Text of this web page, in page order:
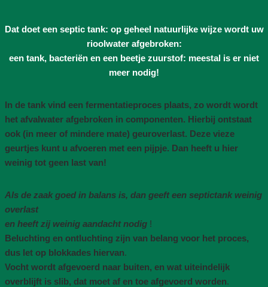
Dat doet een septic tank: op geheel natuurlijke wijze wordt uw
rioolwater afgebroken:
een tank, bacteriën en een beetje zuurstof: meestal is er niet
meer nodig!
In de tank vind een fermentatieproces plaats, zo wordt wordt
het afvalwater afgebroken in componenten. Hierbij ontstaat
ook (in meer of mindere mate) geuroverlast. Deze vieze
geurtjes kunt u afvoeren met een pijpje. Dan heeft u hier
weinig tot geen last van!
Als de zaak goed in balans is, dan geeft een septictank weinig
overlast
en heeft zij weinig aandacht nodig !
Beluchting en ontluchting zijn van belang voor het proces,
dus let op blokkades hiervan.
Vocht wordt afgevoerd naar buiten, en wat uiteindelijk
overblijft is slib, dat moet af en toe afgevoerd worden.